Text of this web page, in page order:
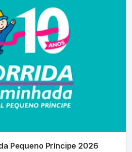
Pequeno Príncipe 2026